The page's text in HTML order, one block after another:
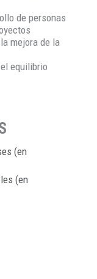
de personas
mejora de la
equilibrio
(en
(en